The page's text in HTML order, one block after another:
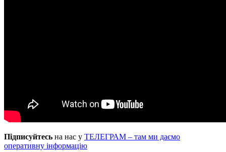
Підписуйтесь на нас у ТЕЛЕГРАМ – там ми даємо
оперативну інформацію